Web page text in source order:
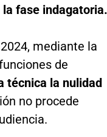
fase indagatoria.
mediante la
de
técnica la nulidad
no procede